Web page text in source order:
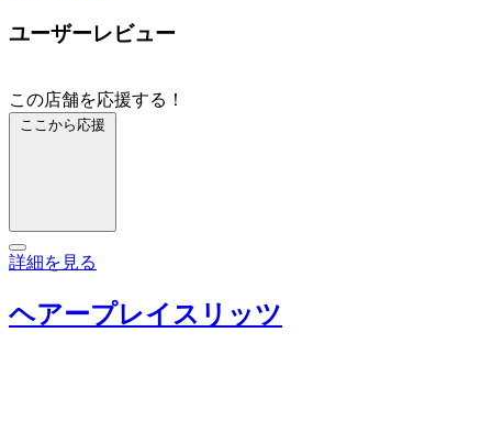
ユーザーレビュー
この店舗を応援する！
ここから応援
詳細を見る
ヘアープレイスリッツ